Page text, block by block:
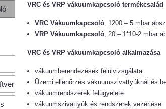
VRC és VRP vákuumkapcsoló termékcsalád
VRC Vákuumkapcsoló, 1200 – 5 mbar
VRP Vákuumkapcsoló, 20 – 1*10-2 mbar
VRC és VRP vákuumkapcsoló alkalmazása
vákuumberendezések felülvizsgálata
Üzemi ellenőrzés vákuumszivattyúknál és
vákuumrendszerek felügyelete
vákuumszivattyúk és rendszerek vezérlése